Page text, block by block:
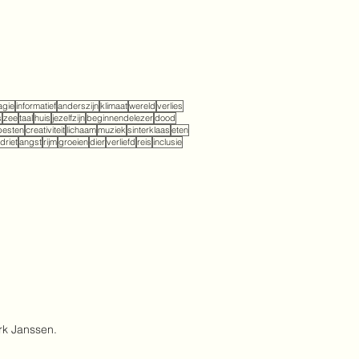
informatiefanderszijnklimaatwereld verlies
zeetaalhuis jezelfzijnbeginnendelezerdood
creativiteitlichaammuziek sinterklaas eten
angstrijmgroeiendierverliefd reis inclusie
Janssen.